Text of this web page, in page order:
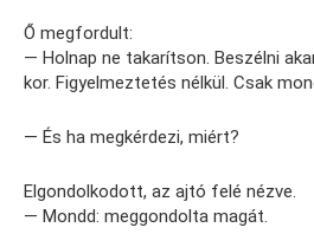
Ő megfordult:
— Holnap ne takarítson. Beszélni
kor. Figyelmeztetés nélkül. Csak
— És ha megkérdezi, miért?
Elgondolkodott, az ajtó felé nézve.
— Mondd: meggondolta magát.